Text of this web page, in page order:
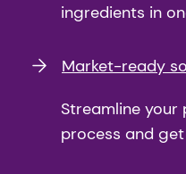
ingredients in
Market-ready
Streamline
process and